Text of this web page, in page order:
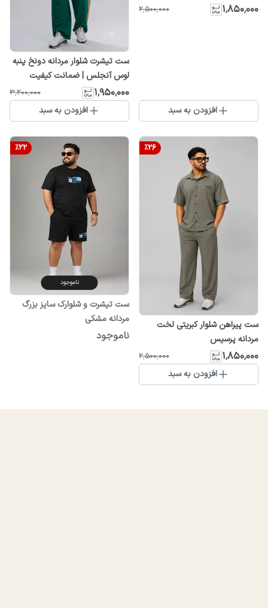
۱٬۸۵۰٬۰۰۰ ۲٬۵۰۰٬۰۰۰
افزودن به سبد
ست تیشرت شلوار مردانه دونخ پنبه
لوس آنجلس | ضمانت کیفیت
۱٬۹۵۰٬۰۰۰ ۳٬۲۰۰٬۰۰۰
افزودن به سبد
%26
ست پیراهن شلوار کبریتی لخت
مردانه پرسیس
۱٬۸۵۰٬۰۰۰ ۲٬۵۰۰٬۰۰۰
افزودن به سبد
%22
ناموجود
ست تیشرت و شلوارک سایز بزرگ
مردانه مشکی
ناموجود